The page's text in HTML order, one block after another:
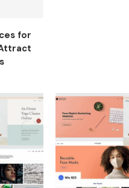
for